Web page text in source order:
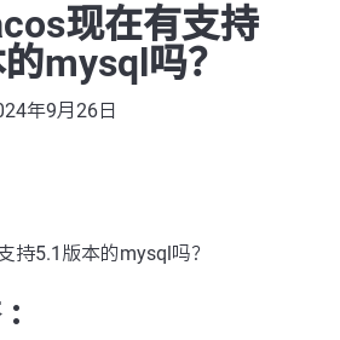
现在有支持
mysql吗？
年9月26日
持5.1版本的mysql吗？